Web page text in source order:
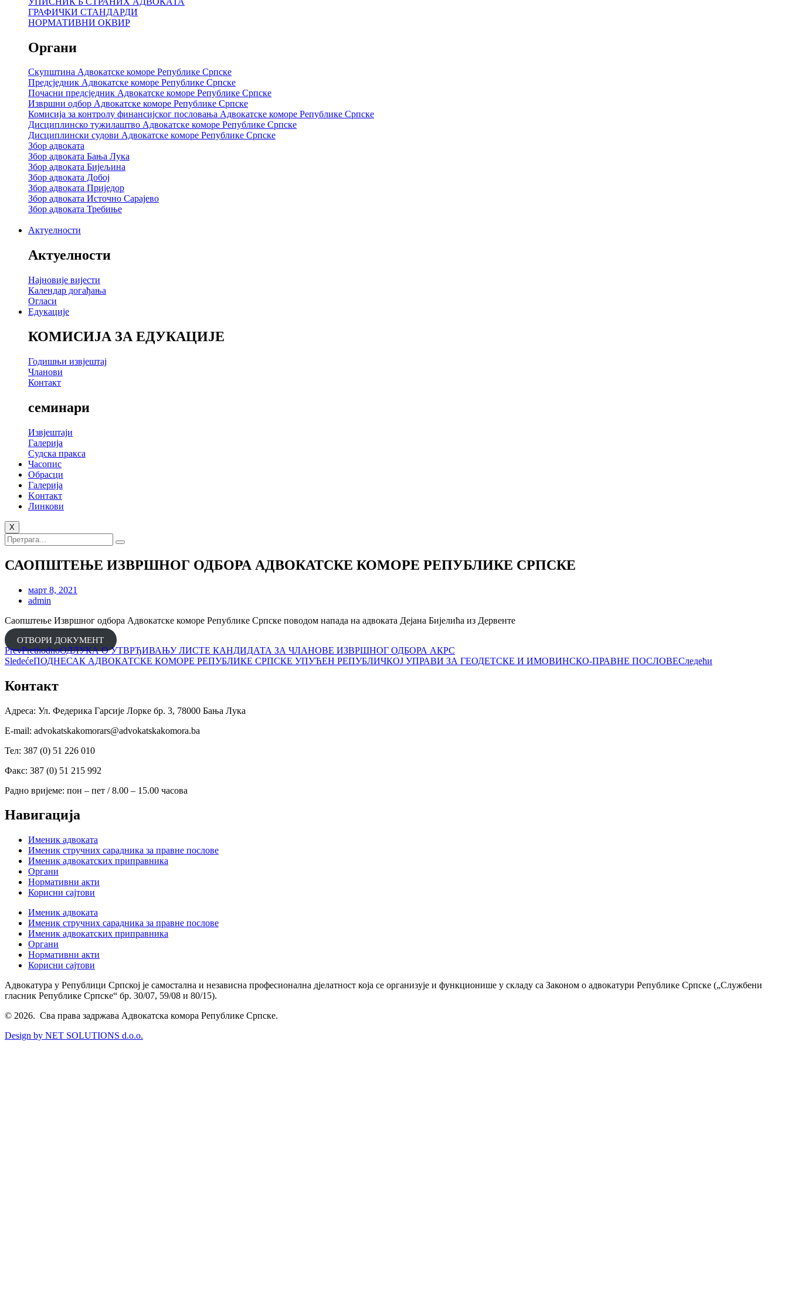
ГРАФИЧКИ СТАНДАРДИ
НОРМАТИВНИ ОКВИР
Органи
Скупштина Адвокатске коморе Републике Српске
Предсједник Адвокатске коморе Републике Српске
Почасни предсједник Адвокатске коморе Републике Српске
Извршни одбор Адвокатске коморе Републике Српске
Комисија за контролу финансијског пословања Адвокатске коморе Републике Српске
Дисциплинско тужилаштво Адвокатске коморе Републике Српске
Дисциплински судови Адвокатске коморе Републике Српске
Збор адвоката
Збор адвоката Бања Лука
Збор адвоката Бијељина
Збор адвоката Добој
Збор адвоката Приједор
Збор адвоката Источно Сарајево
Збор адвоката Требиње
Актуелности
Актуелности
Најновије вијести
Календар догађања
Огласи
Едукације
КОМИСИЈА ЗА ЕДУКАЦИЈЕ
Годишњи извјештај
Чланови
Контакт
семинари
Извјештаји
Галерија
Судска пракса
Часопис
Обрасци
Галерија
Kонтакт
Линкови
X
САОПШТЕЊЕ ИЗВРШНОГ ОДБОРА АДВОКАТСКЕ КОМОРЕ РЕПУБЛИКЕ СРПСКЕ
март 8, 2021
admin
Саопштење Извршног одбора Адвокатске коморе Републике Српске поводом напада на адвоката Дејана Бијелића из Дервенте
ОТВОРИ ДОКУМЕНТ
PrevPrethodnoОДЛУКА О УТВРЂИВАЊУ ЛИСТЕ КАНДИДАТА ЗА ЧЛАНОВЕ ИЗВРШНОГ ОДБОРА АКРС
SledećeПОДНЕСАК АДВОКАТСКЕ КОМОРЕ РЕПУБЛИКЕ СРПСКЕ УПУЋЕН РЕПУБЛИЧКОЈ УПРАВИ ЗА ГЕОДЕТСКЕ И ИМОВИНСКО-ПРАВНЕ ПОСЛОВЕСледећи
Контакт
Адреса: Ул. Федерика Гарсије Лорке бр. 3, 78000 Бања Лука
Е-mail: advokatskakomorars@advokatskakomora.ba
Тел: 387 (0) 51 226 010
Факс: 387 (0) 51 215 992
Радно вријеме: пон – пет / 8.00 – 15.00 часова
Навигација
Именик адвоката
Именик стручних сарадника за правне послове
Именик адвокатских приправника
Органи
Нормативни акти
Корисни сајтови
Именик адвоката
Именик стручних сарадника за правне послове
Именик адвокатских приправника
Органи
Нормативни акти
Корисни сајтови
Адвокатура у Републици Српској је самостална и независна професионална дјелатност која се организује и функционише у складу са Законом о адвокатури Републике Српске („Службени
гласник Републике Српске“ бр. 30/07, 59/08 и 80/15).
© 2026. Сва права задржава Адвокатска комора Републике Српске.
Design by NET SOLUTIONS d.o.o.